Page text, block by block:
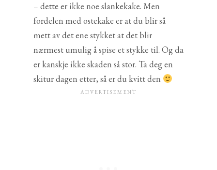
– dette er ikke noe slankekake. Men
fordelen med ostekake er at du blir så
mett av det ene stykket at det blir
nærmest umulig å spise et stykke til. Og da
er kanskje ikke skaden så stor. Ta deg en
skitur dagen etter, så er du kvitt den